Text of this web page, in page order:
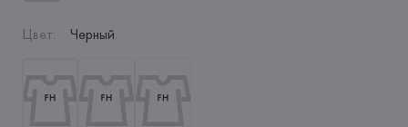
Цвет: Черный